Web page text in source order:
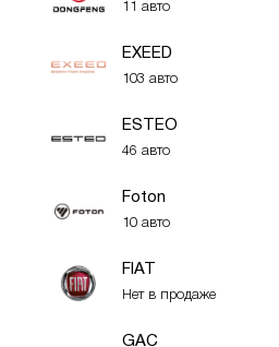
11 авто
EXEED
103 авто
ESTEO
46 авто
Foton
10 авто
FIAT
Нет в продаже
GAC